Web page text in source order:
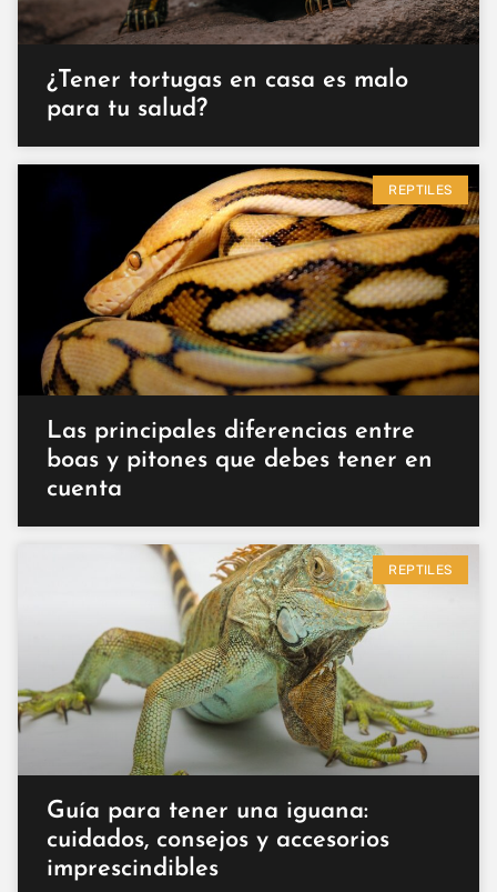
¿Tener tortugas en casa es malo
para tu salud?
REPTILES
Las principales diferencias entre
boas y pitones que debes tener en
cuenta
REPTILES
Guía para tener una iguana:
cuidados, consejos y accesorios
imprescindibles